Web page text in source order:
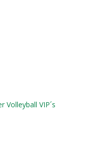
Volleyball VIP´s